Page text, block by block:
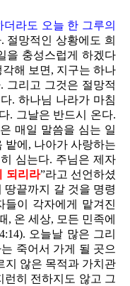
라도 오늘 한 그루의
절망적인 상황에도 희
을 충성스럽게 하겠다
해 보면, 지구는 하나
그리고 그것은 절망적
. 하나님 나라가 마침
. 그날은 반드시 온다.
매일 말씀을 심는 일
밭에, 나아가 사랑하는
심는다. 주님은 제자
되리라”라고 선언하셨
땅끝까지 갈 것을 명령
들이 각자에게 맡겨진
, 온 세상, 모든 민족에
오늘날 많은 그리
죽어서 가게 될 곳으
지 않은 목적과 가치관
히 전하지도 않고 그